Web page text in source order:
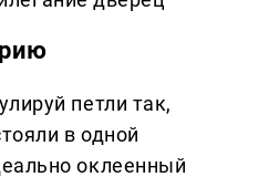
петли так,
в одной
оклеенный